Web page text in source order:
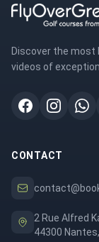
Discover the most
videos of
CONTACT
2 Rue Alfred
44300